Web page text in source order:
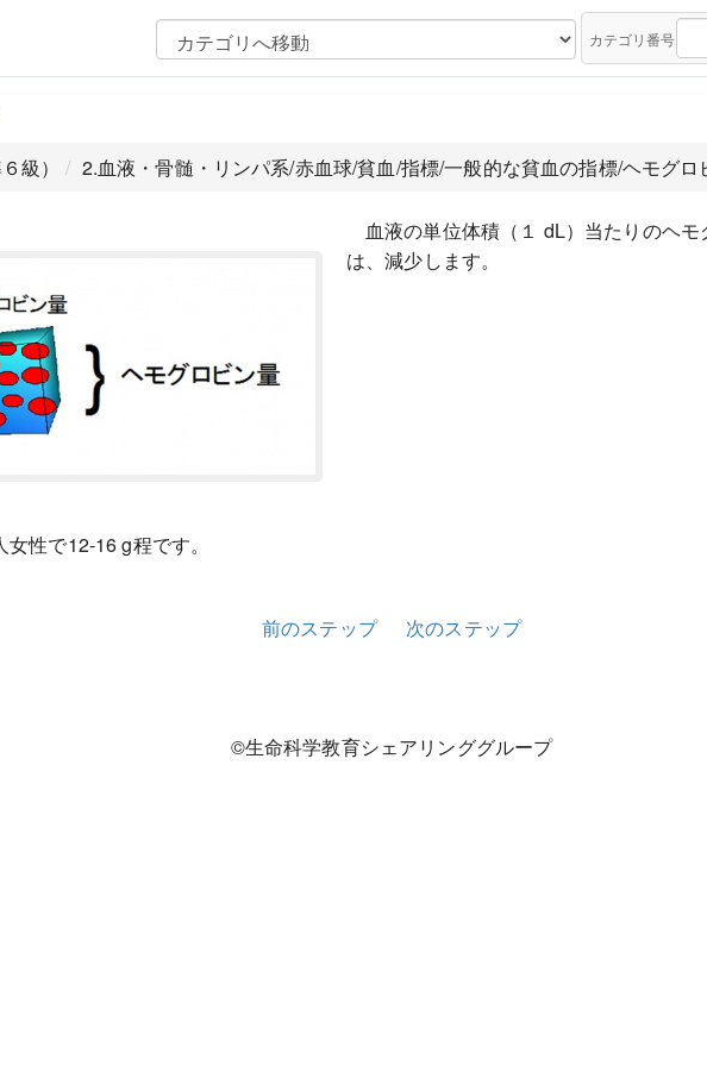
カテゴリ番号
級） 2.血液・骨髄・リンパ系/赤血球/貧血/指標/一般的な貧血の指標/ヘモグロ
血液の単位体積（１ dL）当たりのヘ
は、減少します。
性で12-16 g程です。
前のステップ
次のステップ
©生命科学教育シェアリンググループ